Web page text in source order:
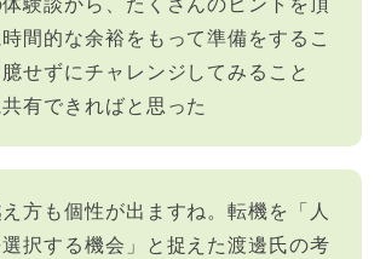
間的な余裕をもって準備をするこ
せずにチャレンジしてみること
有できればと思った
方も個性が出ますね。転機を「人
択する機会」と捉えた渡邊氏の考